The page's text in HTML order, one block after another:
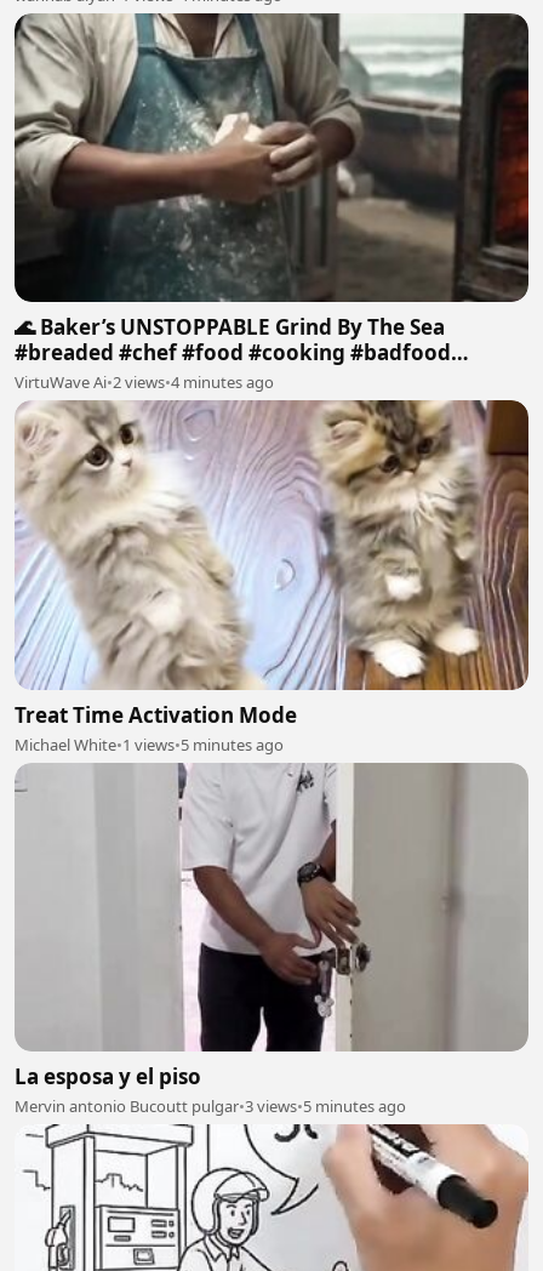
🌊 Baker’s UNSTOPPABLE Grind By The Sea
#breaded #chef #food #cooking #badfood
#cheffail
VirtuWave Ai•2 views•4 minutes ago
Treat Time Activation Mode
Michael White•1 views•5 minutes ago
La esposa y el piso
Mervin antonio Bucoutt pulgar•3 views•5 minutes ago